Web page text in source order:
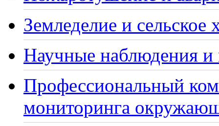
Земледелие и сельское
Научные наблюдения и
Профессиональный
мониторинга